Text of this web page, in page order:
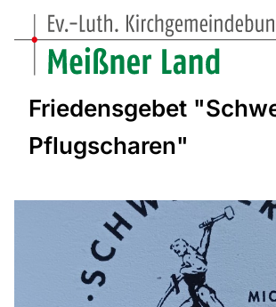
Friedensgebet
Pflugscharen"